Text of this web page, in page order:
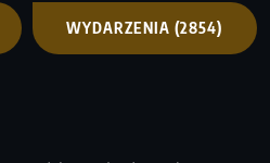
WYDARZENIA (2854)